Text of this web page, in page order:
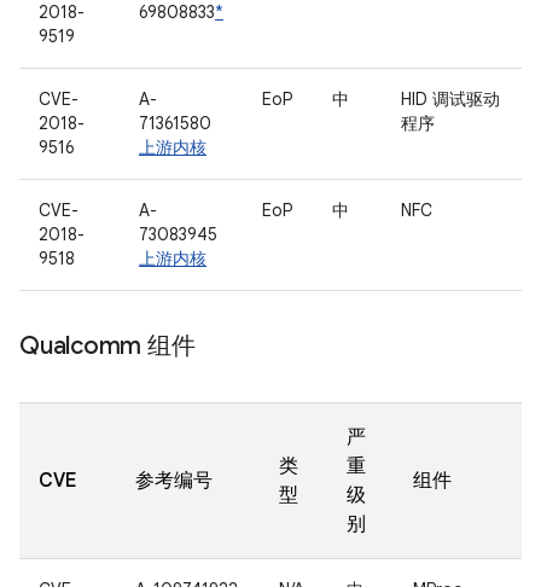
2018-
9519
69808833*
CVE-
2018-
9516
A-
71361580
上游内核
EoP 中
HID 调试驱动
程序
CVE-
2018-
9518
A-
73083945
上游内核
EoP 中 NFC
Qualcomm 组件
CVE 参考编号
类
型
严
重
级
别
组件